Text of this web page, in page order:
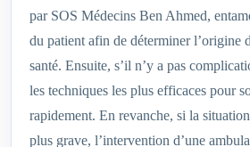
par SOS Médecins Ben Ahmed,
du patient afin de déterminer l’origine
santé. Ensuite, s’il n’y a pas
les techniques les plus efficaces pour
rapidement. En revanche, si la
plus grave, l’intervention d’une